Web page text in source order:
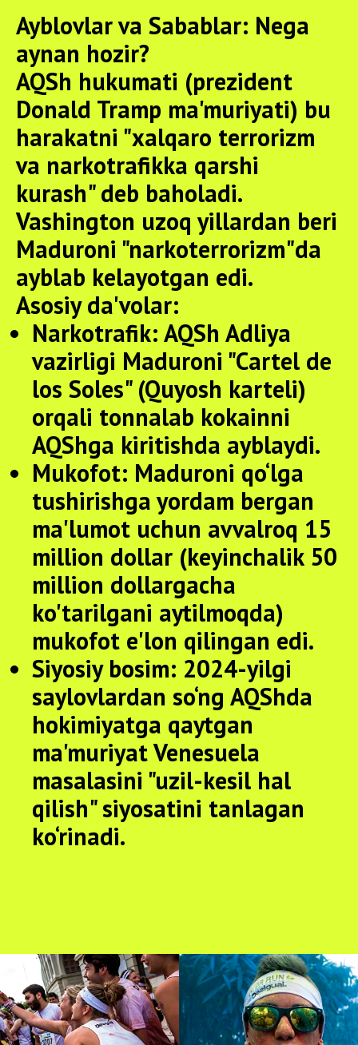
Ayblovlar va Sabablar: Nega
aynan hozir?
AQSh hukumati (prezident
Donald Tramp ma'muriyati) bu
harakatni "xalqaro terrorizm
va narkotrafikka qarshi
kurash" deb baholadi.
Vashington uzoq yillardan beri
Maduroni "narkoterrorizm"da
ayblab kelayotgan edi.
Asosiy da'volar:
Narkotrafik: AQSh Adliya
vazirligi Maduroni "Cartel de
los Soles" (Quyosh karteli)
orqali tonnalab kokainni
AQShga kiritishda ayblaydi.
Mukofot: Maduroni qo‘lga
tushirishga yordam bergan
ma'lumot uchun avvalroq 15
million dollar (keyinchalik 50
million dollargacha
ko'tarilgani aytilmoqda)
mukofot e'lon qilingan edi.
Siyosiy bosim: 2024-yilgi
saylovlardan so‘ng AQShda
hokimiyatga qaytgan
ma'muriyat Venesuela
masalasini "uzil-kesil hal
qilish" siyosatini tanlagan
ko‘rinadi.